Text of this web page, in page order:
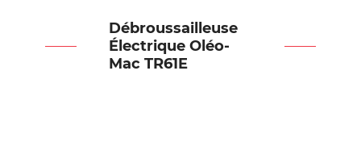
Débroussailleuse
Électrique Oléo-
Mac TR61E